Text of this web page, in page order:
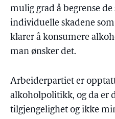
mulig grad å begrense
individuelle skadene
klarer å konsumere
man ønsker det.
Arbeiderpartiet er
alkoholpolitikk, og da er
tilgjengelighet og ikke